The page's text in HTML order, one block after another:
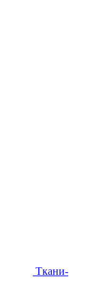
Ткани-